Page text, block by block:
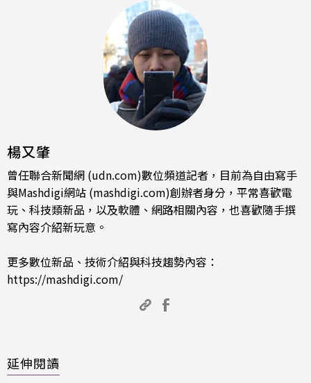
楊又肇
曾任聯合新聞網 (udn.com)數位頻道記者，目前為自由寫手
與Mashdigi網站 (mashdigi.com)創辦者身分，平常喜歡電
玩、科技類新品，以及軟體、網路相關內容，也喜歡隨手撰
寫內容介紹新玩意。
更多數位新品、技術介紹與科技趨勢內容：
https://mashdigi.com/
延伸閱讀